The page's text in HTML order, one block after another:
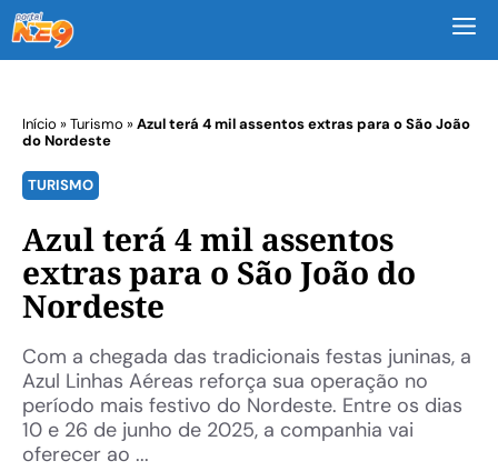
Início »Turismo »Azul terá 4 mil assentos extras para o São João
do Nordeste
TURISMO
Azul terá 4 mil assentos
extras para o São João do
Nordeste
Com a chegada das tradicionais festas juninas, a
Azul Linhas Aéreas reforça sua operação no
período mais festivo do Nordeste. Entre os dias
10 e 26 de junho de 2025, a companhia vai
oferecer ao ...